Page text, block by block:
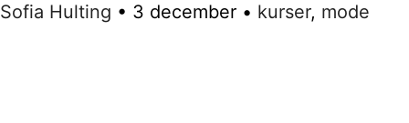
Sofia Hulting • 3 december • kurser, mode